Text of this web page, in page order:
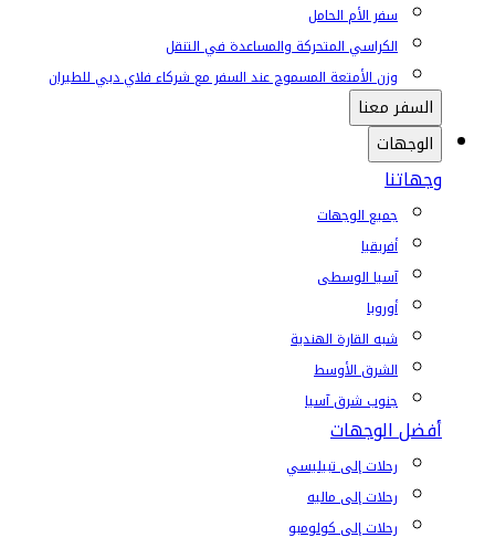
سفر الأم الحامل
الكراسي المتحركة والمساعدة في التنقل
وزن الأمتعة المسموح عند السفر مع شركاء فلاي دبي للطيران
السفر معنا
الوجهات
وجهاتنا
جميع الوجهات
أفريقيا
آسيا الوسطى
أوروبا
شبه القارة الهندية
الشرق الأوسط
جنوب شرق آسيا
أفضل الوجهات
رحلات إلى تبيليسي
رحلات إلى ماليه
رحلات إلى كولومبو